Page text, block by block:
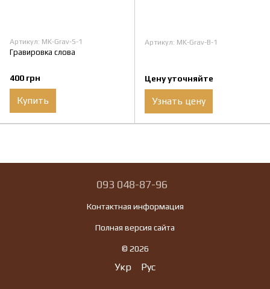
Артикул: MK-Grav-S-1
Гравировка слова
400 грн
Купить
Артикул: MK-Grav-B-1
Цену уточняйте
Узнать цену
093 048-87-96
Контактная информация
Полная версия сайта
© 2026
Укр Рус